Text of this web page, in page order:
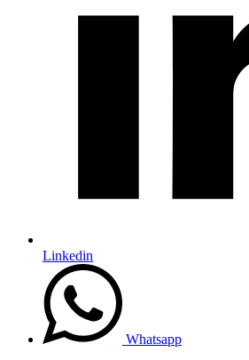
Linkedin
Whatsapp